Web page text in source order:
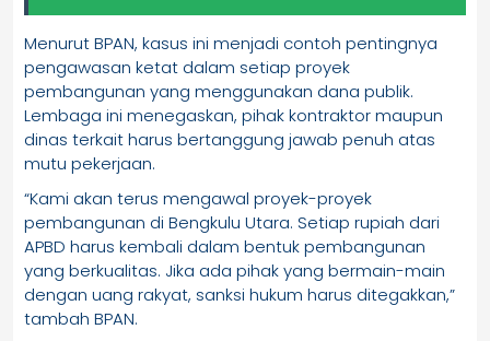
Menurut BPAN, kasus ini menjadi contoh pentingnya
pengawasan ketat dalam setiap proyek
pembangunan yang menggunakan dana publik.
Lembaga ini menegaskan, pihak kontraktor maupun
dinas terkait harus bertanggung jawab penuh atas
mutu pekerjaan.
“Kami akan terus mengawal proyek-proyek
pembangunan di Bengkulu Utara. Setiap rupiah dari
APBD harus kembali dalam bentuk pembangunan
yang berkualitas. Jika ada pihak yang bermain-main
dengan uang rakyat, sanksi hukum harus ditegakkan,”
tambah BPAN.